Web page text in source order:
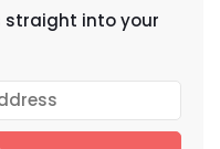
straight into your